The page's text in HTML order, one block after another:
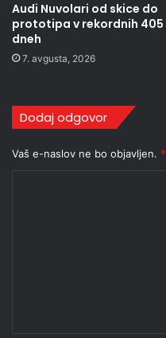
Audi Nuvolari od skice do
prototipa v rekordnih 405
dneh
7. avgusta, 2026
Dodaj odgovor
Vaš e-naslov ne bo objavljen. *